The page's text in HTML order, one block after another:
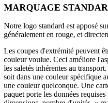
MARQUAGE
Notre logo standard est apposé
généralement en rouge, et
Les coupes d'extrémité peuvent
couleur voulue. Ceci améliore
les saletés inhérentes au
soit dans une couleur spécifique
une couleur quelconque. Une
paquet porte les données